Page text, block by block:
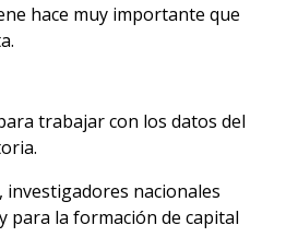
hace muy importante que
trabajar con los datos del
investigadores nacionales
para la formación de capital